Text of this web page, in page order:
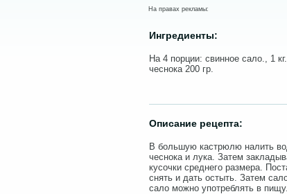
На правах рекламы:
Ингредиенты:
На 4 порции: свинное сало., 1
чеснока 200 гр.
Описание рецепта:
В большую кастрюлю налить
чеснока и лука. Затем
кусочки среднего размера.
снять и дать остыть. Затем
сало можно употреблять в пищу.